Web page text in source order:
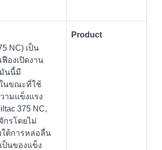
NC) เป็น
องเปิดงาน
นนี้มี
นขณะที่ใช้
ามแข็งแรง
375 NC,
กรโดยไม่
ต้การหล่อลื่น
ป็นของแข็ง
Product